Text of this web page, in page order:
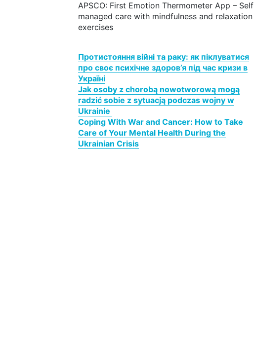
APSCO: First Emotion Thermometer App – Self
managed care with mindfulness and relaxation
exercises
Протистояння війні та раку: як піклуватися
про своє психічне здоров’я під час кризи в
Україні
Jak osoby z chorobą nowotworową mogą
radzić sobie z sytuacją podczas wojny w
Ukrainie
Coping With War and Cancer: How to Take
Care of Your Mental Health During the
Ukrainian Crisis